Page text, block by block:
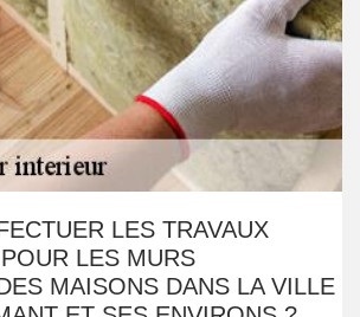
LES TRAVAUX
LES MURS
MAISONS DANS LA VILLE